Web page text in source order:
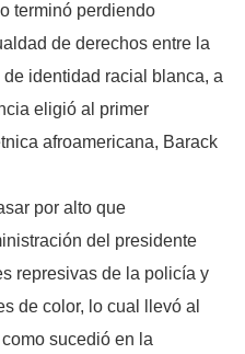
terminó perdiendo
de derechos entre la
identidad racial blanca, a
eligió al primer
afroamericana, Barack
por alto que
del presidente
represivas de la policía y
de color, lo cual llevó al
sucedió en la